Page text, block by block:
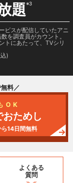
題※3
ビスが配信していたアニ
を調査員がカウント。
トにあたって、TVシリ
)
無料／
OK
ためし
14日間無料
よくある
質問